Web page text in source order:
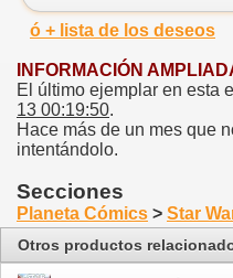
ó + lista de los deseos
INFORMACIÓN
El último ejemplar en esta
13 00:19:50.
Hace más de un mes que
intentándolo.
Secciones
Planeta Cómics > Star
Otros productos